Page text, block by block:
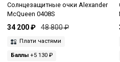
Солнцезащитные очки Alexander
McQueen 0408S
34 200 ₽ 48 800 ₽
Плати частями
Баллы +5 130 ₽